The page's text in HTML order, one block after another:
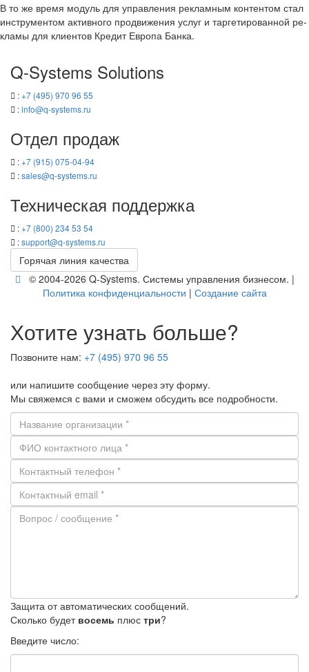
В то же время мо­дуль для управ­ле­ния ре­клам­ным кон­тен­том стал
ин­стру­мен­том ак­тив­но­го про­дви­же­ния услуг и тар­ге­ти­ро­ван­ной ре­
кла­мы для кли­ен­тов Кре­дит Ев­ро­па Банка.
Q-​Systems Solutions
:+7 (495) 970 96 55
:info@q-​systems.ru
Отдел про­даж
:+7 (915) 075-04-94
:sales@q-​systems.ru
Тех­ни­че­ская под­держ­ка
:+7 (800) 234 53 54
:support@q-​systems.ru
Го­ря­чая линия ка­че­ства
© 2004-2026 Q-​Systems. Си­сте­мы управ­ле­ния биз­не­сом. |
По­ли­ти­ка кон­фи­ден­ци­аль­но­сти | Со­зда­ние сайта
Хотите узнать больше?
Позвоните нам: +7 (495) 970 96 55
или напишите сообщение через эту форму.
Мы свяжемся с вами и сможем обсудить все подробности.
Защита от автоматических сообщений.
Сколько будет восемь плюс три?
Введите число: